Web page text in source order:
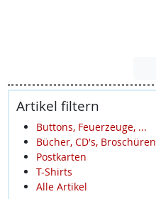
Artikel filtern
Buttons, Feuerzeuge, ...
Bücher, CD's, Broschüren
Postkarten
T-Shirts
Alle Artikel